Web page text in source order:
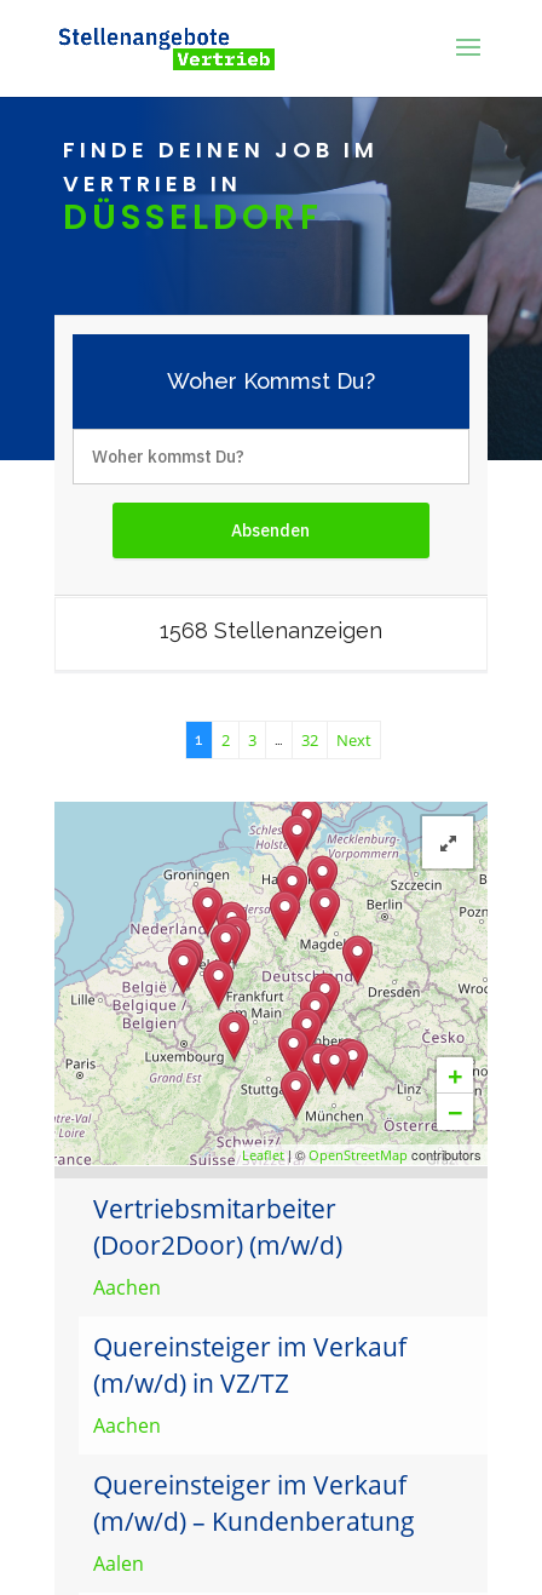
FINDE DEINEN JOB IM
VERTRIEB IN
DÜSSELDORF
Woher Kommst Du?
1568 Stellenanzeigen
1 2 3 … 32 Next
+
−
Leaflet| ©OpenStreetMap contributors
Vertriebsmitarbeiter
(Door2Door) (m/w/d)
Aachen
Quereinsteiger im Verkauf
(m/w/d) in VZ/TZ
Aachen
Quereinsteiger im Verkauf
(m/w/d) – Kundenberatung
Aalen